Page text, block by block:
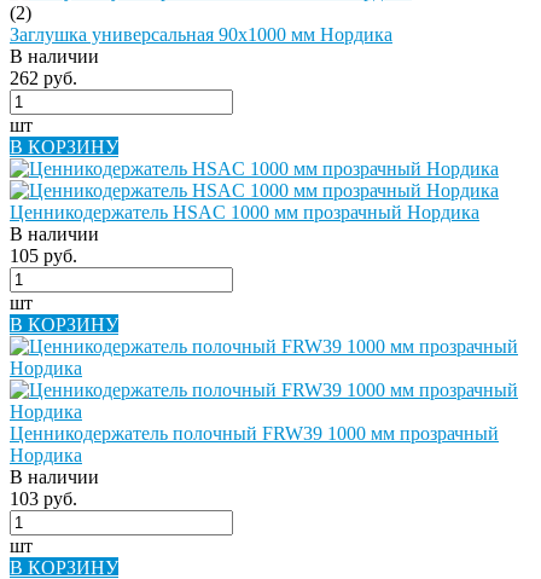
(2)
Заглушка универсальная 90х1000 мм Нордика
В наличии
262 руб.
шт
В КОРЗИНУ
Ценникодержатель HSAC 1000 мм прозрачный Нордика
В наличии
105 руб.
шт
В КОРЗИНУ
Ценникодержатель полочный FRW39 1000 мм прозрачный
Нордика
В наличии
103 руб.
шт
В КОРЗИНУ